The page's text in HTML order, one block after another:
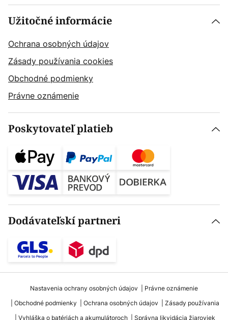
Užitočné informácie
Ochrana osobných údajov
Zásady používania cookies
Obchodné podmienky
Právne oznámenie
Poskytovateľ platieb
Dodávateľskí partneri
Nastavenia ochrany osobných údajov
Právne oznámenie
Obchodné podmienky
Ochrana osobných údajov
Zásady používania
Vyhláška o batériách a akumulátoroch
Správna likvidácia žiaroviek